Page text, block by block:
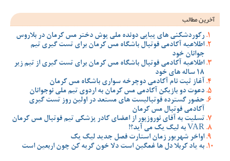
آخرین مطالب
رکوردشکنی های پیاپی دونده ملی پوش دختر مس کرمان در بلاروس
اطلاعیه آکادمی فوتبال باشگاه مس کرمان برای تست گیری تیم
جوانان خود
اطلاعیه آکادمی فوتبال باشگاه مس کرمان برای تست گیری از تیم زیر
18 ساله های خود
آغاز ثبت نام آکادمی دوچرخه سواری باشگاه مس کرمان
دعوت دو بازیکن آکادمی مس کرمان به اردوی تیم ملی نوجوانان
حضور گسترده فوتبالیست های مستعد در اولین روز تست گیری
آکادمی فوتبال مس کرمان
تسلیت به آقای نوروزپور از اعضای کادر پزشکی تیم فوتبال مس کرمان
VAR به لیگ یک می آید؟!
اواخر شهریور زمان استارت فصل جدید لیگ یک
به یاد کربلا دل ها غمگین است دلا خون گریه کن چون اربعین است